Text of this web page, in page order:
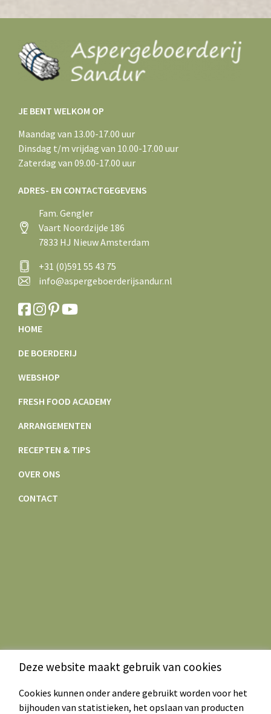
JE BENT WELKOM OP
Maandag van 13.00-17.00 uur
Dinsdag t/m vrijdag van 10.00-17.00 uur
Zaterdag van 09.00-17.00 uur
ADRES- EN CONTACTGEGEVENS
Fam. Gengler
Vaart Noordzijde 186
7833 HJ Nieuw Amsterdam
+31 (0)591 55 43 75
info@aspergeboerderijsandur.nl
HOME
DE BOERDERIJ
WEBSHOP
FRESH FOOD ACADEMY
ARRANGEMENTEN
RECEPTEN & TIPS
OVER ONS
CONTACT
Deze website maakt gebruik van cookies
Cookies kunnen onder andere gebruikt worden voor het
bijhouden van statistieken, het opslaan van producten